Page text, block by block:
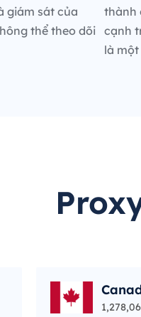
giám sát của
thể theo dõi
thành
cạnh
là